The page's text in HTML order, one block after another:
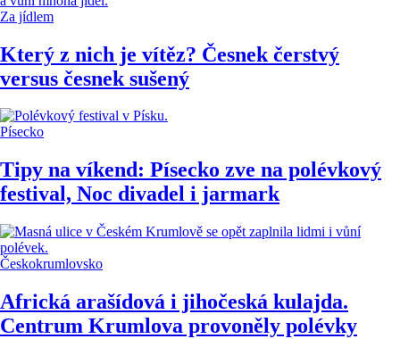
Za jídlem
Který z nich je vítěz? Česnek čerstvý
versus česnek sušený
Písecko
Tipy na víkend: Písecko zve na polévkový
festival, Noc divadel i jarmark
Českokrumlovsko
Africká arašídová i jihočeská kulajda.
Centrum Krumlova provoněly polévky